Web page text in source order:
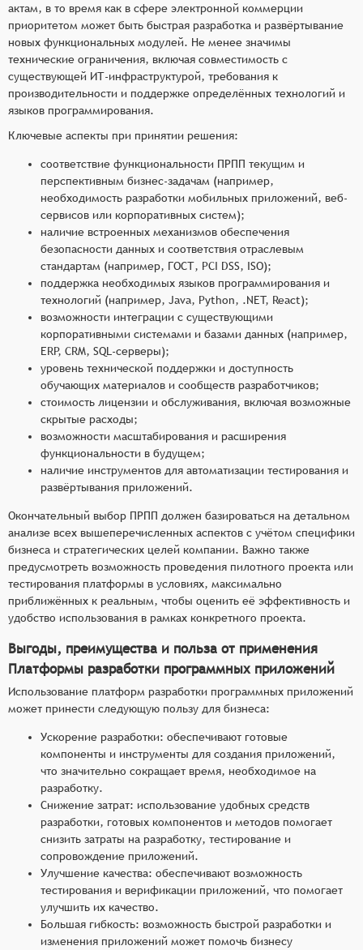
актам, в то время как в сфере электронной коммерции
приоритетом может быть быстрая разработка и развёртывание
новых функциональных модулей. Не менее значимы
технические ограничения, включая совместимость с
существующей ИТ-инфраструктурой, требования к
производительности и поддержке определённых технологий и
языков программирования.
Ключевые аспекты при принятии решения:
соответствие функциональности ПРПП текущим и
перспективным бизнес-задачам (например,
необходимость разработки мобильных приложений, веб-
сервисов или корпоративных систем);
наличие встроенных механизмов обеспечения
безопасности данных и соответствия отраслевым
стандартам (например, ГОСТ, PCI DSS, ISO);
поддержка необходимых языков программирования и
технологий (например, Java, Python, .NET, React);
возможности интеграции с существующими
корпоративными системами и базами данных (например,
ERP, CRM, SQL-серверы);
уровень технической поддержки и доступность
обучающих материалов и сообществ разработчиков;
стоимость лицензии и обслуживания, включая возможные
скрытые расходы;
возможности масштабирования и расширения
функциональности в будущем;
наличие инструментов для автоматизации тестирования и
развёртывания приложений.
Окончательный выбор ПРПП должен базироваться на детальном
анализе всех вышеперечисленных аспектов с учётом специфики
бизнеса и стратегических целей компании. Важно также
предусмотреть возможность проведения пилотного проекта или
тестирования платформы в условиях, максимально
приближённых к реальным, чтобы оценить её эффективность и
удобство использования в рамках конкретного проекта.
Выгоды, преимущества и польза от применения
Платформы разработки программных приложений
Использование платформ разработки программных приложений
может принести следующую пользу для бизнеса:
Ускорение разработки: обеспечивают готовые
компоненты и инструменты для создания приложений,
что значительно сокращает время, необходимое на
разработку.
Снижение затрат: использование удобных средств
разработки, готовых компонентов и методов помогает
снизить затраты на разработку, тестирование и
сопровождение приложений.
Улучшение качества: обеспечивают возможность
тестирования и верификации приложений, что помогает
улучшить их качество.
Большая гибкость: возможность быстрой разработки и
изменения приложений может помочь бизнесу